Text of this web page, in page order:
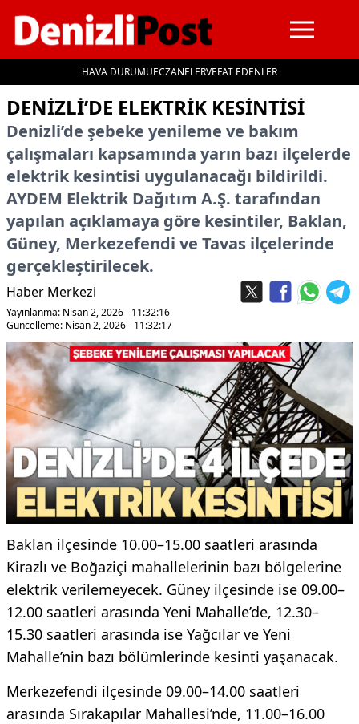
HAVA DURUMUECZANELERVEFAT EDENLER
İçeriğe geç
DENIZLI’DE ELEKTRIK KESINTISI
Denizli’de şebeke yenileme ve bakım
çalışmaları kapsamında yarın bazı ilçelerde
elektrik kesintisi uygulanacağı bildirildi.
AYDEM Elektrik Dağıtım A.Ş. tarafından
yapılan açıklamaya göre kesintiler, Baklan,
Güney, Merkezefendi ve Tavas ilçelerinde
gerçekleştirilecek.
Haber Merkezi
Yayınlanma: Nisan 2, 2026 - 11:32:16
Güncelleme: Nisan 2, 2026 - 11:32:17
Baklan ilçesinde 10.00–15.00 saatleri arasında
Kirazlı ve Boğaziçi mahallelerinin bazı bölgelerine
elektrik verilemeyecek. Güney ilçesinde ise 09.00–
12.00 saatleri arasında Yeni Mahalle’de, 12.30–
15.30 saatleri arasında ise Yağcılar ve Yeni
Mahalle’nin bazı bölümlerinde kesinti yaşanacak.
Merkezefendi ilçesinde 09.00–14.00 saatleri
arasında Sırakapılar Mahallesi’nde, 11.00–16.00